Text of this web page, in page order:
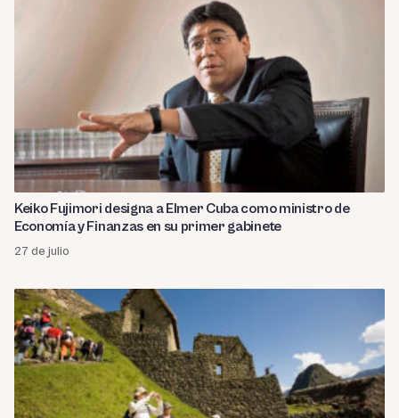
Keiko Fujimori designa a Elmer Cuba como ministro de
Economía y Finanzas en su primer gabinete
27 de julio